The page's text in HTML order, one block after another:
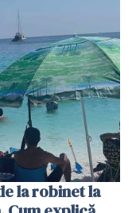
la robinet la